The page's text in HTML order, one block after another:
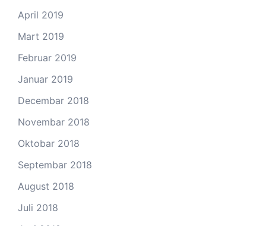
April 2019
Mart 2019
Februar 2019
Januar 2019
Decembar 2018
Novembar 2018
Oktobar 2018
Septembar 2018
August 2018
Juli 2018